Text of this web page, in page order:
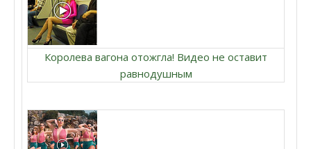
Королева вагона отожгла! Видео не оставит
равнодушным